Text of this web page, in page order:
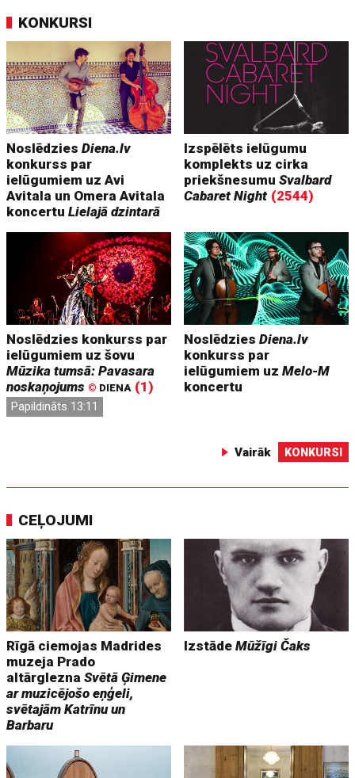
KONKURSI
NoslēdziesDiena.lv
konkurss par
ielūgumiem uz Avi
Avitala un Omera Avitala
koncertuLielajā dzintarā
Izspēlēts ielūgumu
komplekts uz cirka
priekšnesumuSvalbard
Cabaret Night (2544)
Noslēdzies konkurss par
ielūgumiem uz šovu
Mūzika tumsā: Pavasara
noskaņojums © DIENA (1)
Papildināts 13:11
NoslēdziesDiena.lv
konkurss par
ielūgumiem uzMelo-M
koncertu
Vairāk KONKURSI
CEĻOJUMI
Rīgā ciemojas Madrides
muzeja Prado
altārgleznaSvētā Ģimene
ar muzicējošo eņģeli,
svētajām Katrīnu un
Barbaru
IzstādeMūžīgi Čaks